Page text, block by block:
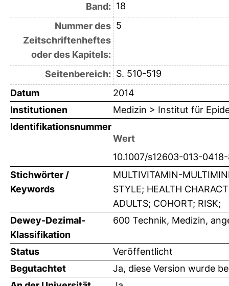
Band: 18
Nummer des
Zeitschriftenheftes
oder des Kapitels:
5
Seitenbereich: S. 510-519
Datum
2014
Institutionen
Medizin > Institut für
Identifikationsnummer
Wert
10.1007/s12603-013-
Stichwörter /
Keywords
MULTIVITAMIN-
STYLE; HEALTH
ADULTS; COHORT; RISK;
Dewey-Dezimal-
Klassifikation
600 Technik, Medizin,
Status
Veröffentlicht
Begutachtet
Ja, diese Version wurde